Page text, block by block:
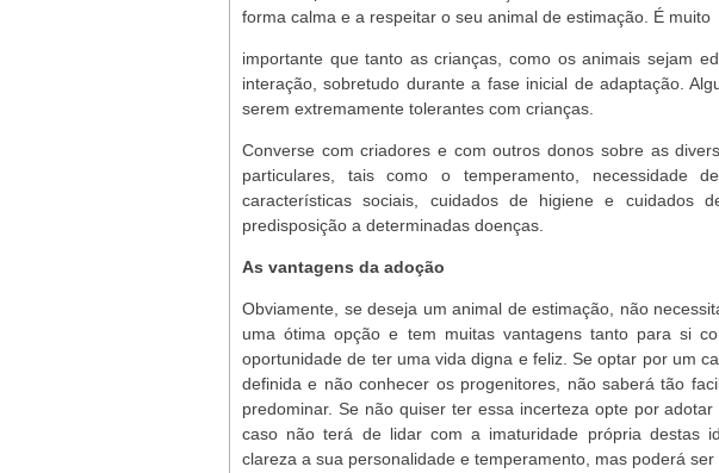
forma calma e a respeitar o seu animal de estimação. É muito
importante que tanto as crianças, como os animais sejam
interação, sobretudo durante a fase inicial de adaptação.
serem extremamente tolerantes com crianças.
Converse com criadores e com outros donos sobre as
particulares, tais como o temperamento, necessidade
características sociais, cuidados de higiene e cuidados
predisposição a determinadas doenças.
As vantagens da adoção
Obviamente, se deseja um animal de estimação, não
uma ótima opção e tem muitas vantagens tanto para si
oportunidade de ter uma vida digna e feliz. Se optar por um
definida e não conhecer os progenitores, não saberá tão
predominar. Se não quiser ter essa incerteza opte por
caso não terá de lidar com a imaturidade própria destas
clareza a sua personalidade e temperamento, mas poderá